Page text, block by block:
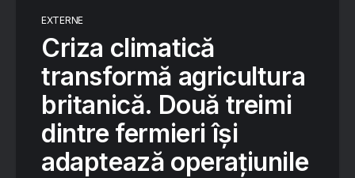
EXTERNE
Criza climatică
transformă agricultura
britanică. Două treimi
dintre fermieri își
adaptează operațiunile